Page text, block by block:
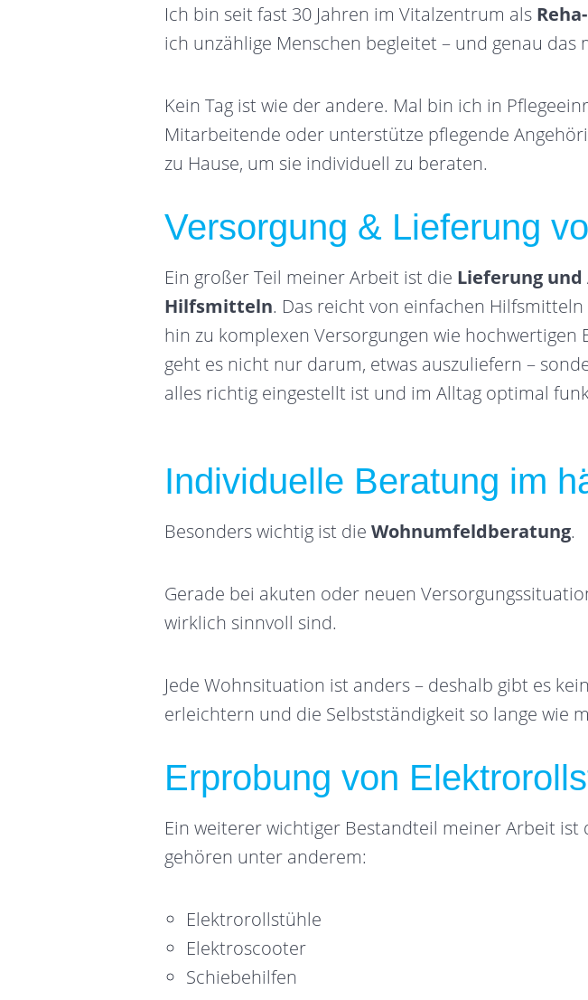
Ich bin seit fast 30 Jahren im Vitalzentrum als
ich unzählige Menschen begleitet – und genau
Kein Tag ist wie der andere. Mal bin ich in
Mitarbeitende oder unterstütze pflegende
zu Hause, um sie individuell zu beraten.
Versorgung & Lieferung
Ein großer Teil meiner Arbeit ist die Lieferung und
Hilfsmitteln. Das reicht von einfachen
hin zu komplexen Versorgungen wie hochwertigen
geht es nicht nur darum, etwas auszuliefern –
alles richtig eingestellt ist und im Alltag optimal
Individuelle Beratung im
Besonders wichtig ist die Wohnumfeldberatung.
Gerade bei akuten oder neuen
wirklich sinnvoll sind.
Jede Wohnsituation ist anders – deshalb gibt es
erleichtern und die Selbstständigkeit so lange wie
Erprobung von
Ein weiterer wichtiger Bestandteil meiner Arbeit ist
gehören unter anderem:
Elektrorollstühle
Elektroscooter
Schiebehilfen